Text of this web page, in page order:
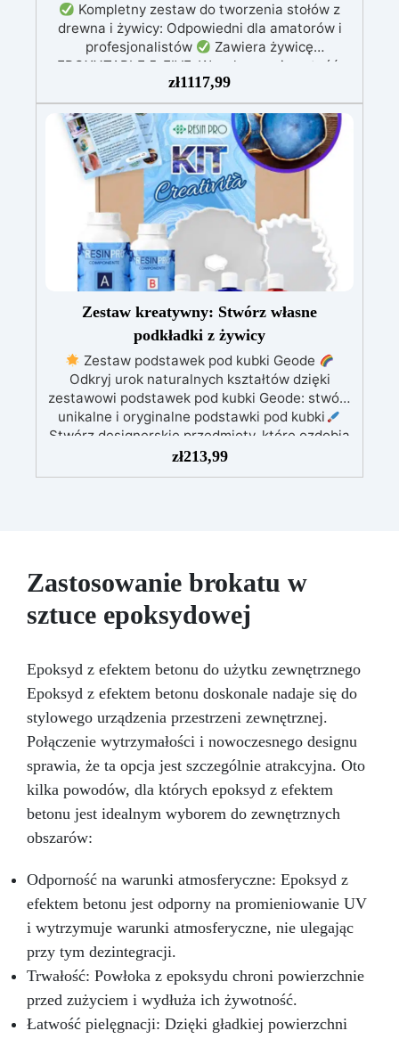
Kompletny zestaw do tworzenia stołów z
drewna i żywicy: Odpowiedni dla amatorów i
profesjonalistów
Zawiera żywicę
EPOXYTABLE 5-FIVE: Wysoka przejrzystość,
odporna na zarysowania i nieżółknąca, idealna
do zalew o grubości do 5 cm
Materiały do
tworzenia formy: Środek odklejający „Shiny
Shield” i nietoksyczny silikon dla doskonałego
uszczelnienia
Profesjonalny zestaw polerski:
Dyski Mirka i pasta EpoxyPolish dla
perfekcyjnego wykończenia
Dostępne różne
wersje dla różnych rozmiarów stołów: Beginner
(0,3 m²), Pro (0,6 m²), XXL (1,3 m²), w
zależności od Twoich potrzeb
zł1117,99
Zestaw kreatywny: Stwórz własne
podkładki z żywicy
Zestaw podstawek pod kubki Geode
Odkryj urok naturalnych kształtów dzięki
zestawowi podstawek pod kubki Geode: stwórz
unikalne i oryginalne podstawki pod kubki
Stwórz designerskie przedmioty, które ozdobią
Twój dom i stworzą wyjątkową atmosferę dzięki
Twoim rękodziełom! Ten zestaw zawiera
temat tworzenia tych form. Pozwól swojej
kreatywności swobodnie płynąć i stwórz
unikalne podstawki inspirowane kształtami
Ciebie: idealne do wystawienia w domu lub
podarowania komuś, kogo kochasz
Jesteś
gotowy, aby dodać niepowtarzalny akcent do
swojego domu? Materiały i technikę
dostarczymy my: będziesz musiał tylko dodać
szczyptę kreatywności
Kup zestaw
zł213,99
Zastosowanie brokatu w
sztuce epoksydowej
Epoksyd z efektem betonu do użytku zewnętrznego
Epoksyd z efektem betonu doskonale nadaje się do
stylowego urządzenia przestrzeni zewnętrznej.
Połączenie wytrzymałości i nowoczesnego designu
sprawia, że ta opcja jest szczególnie atrakcyjna. Oto
kilka powodów, dla których epoksyd z efektem
betonu jest idealnym wyborem do zewnętrznych
obszarów:
Odporność na warunki atmosferyczne: Epoksyd z
efektem betonu jest odporny na promieniowanie UV
i wytrzymuje warunki atmosferyczne, nie ulegając
przy tym dezintegracji.
Trwałość: Powłoka z epoksydu chroni powierzchnie
przed zużyciem i wydłuża ich żywotność.
Łatwość pielęgnacji: Dzięki gładkiej powierzchni